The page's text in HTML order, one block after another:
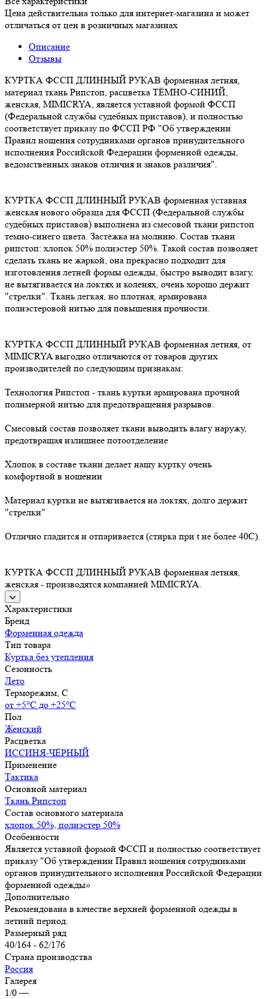
Цена действительна только для интернет-магазина и может
отличаться от цен в розничных магазинах
Описание
Отзывы
КУРТКА ФССП ДЛИННЫЙ РУКАВ форменная летняя,
материал ткань Рипстоп, расцветка ТЁМНО-СИНИЙ,
женская, MIMICRYA, является уставной формой ФССП
(Федеральной службы судебных приставов), и полностью
соответствует приказу по ФССП РФ "Об утверждении
Правил ношения сотрудниками органов принудительного
исполнения Российской Федерации форменной одежды,
ведомственных знаков отличия и знаков различия".
КУРТКА ФССП ДЛИННЫЙ РУКАВ форменная уставная
женская нового образца для ФССП (Федеральной службы
судебных приставов) выполнена из смесовой ткани рипстоп
темно-синего цвета. Застёжка на молнию. Состав ткани
рипстоп: хлопок 50% полиэстер 50%. Такой состав позволяет
сделать ткань не жаркой, она прекрасно подходит для
изготовления летней формы одежды, быстро выводит влагу,
не вытягивается на локтях и коленях, очень хорошо держит
"стрелки". Ткань легкая, но плотная, армирована
полиэстеровой нитью для повышения прочности.
КУРТКА ФССП ДЛИННЫЙ РУКАВ форменная летняя, от
MIMICRYA выгодно отличаются от товаров других
производителей по следующим признакам:
Технология Рипстоп - ткань куртки армирована прочной
полимерной нитью для предотвращения разрывов.
Смесовый состав позволяет ткани выводить влагу наружу,
предотвращая излишнее потоотделение
Хлопок в составе ткани делает нашу куртку очень
комфортной в ношении
Материал куртки не вытягивается на локтях, долго держит
"стрелки"
Отлично гладится и отпаривается (стирка при t не более 40С).
КУРТКА ФССП ДЛИННЫЙ РУКАВ форменная летняя,
женская - производятся компанией MIMICRYA.
Характеристики
Бренд
Форменная одежда
Тип товара
Куртка без утепления
Сезонность
Лето
Терморежим, C
от +5°С до +25°С
Пол
Женский
Расцветка
ИССИНЯ-ЧЁРНЫЙ
Применение
Тактика
Основной материал
Ткань Рипстоп
Состав основного материала
хлопок 50%, полиэстер 50%
Особенности
Является уставной формой ФССП и полностью соответствует
приказу "Об утверждении Правил ношения сотрудниками
органов принудительного исполнения Российской Федерации
форменной одежды»
Дополнительно
Рекомендована в качестве верхней форменной одежды в
летний период.
Размерный ряд
40/164 - 62/176
Страна производства
Россия
Галерея
1/0 —